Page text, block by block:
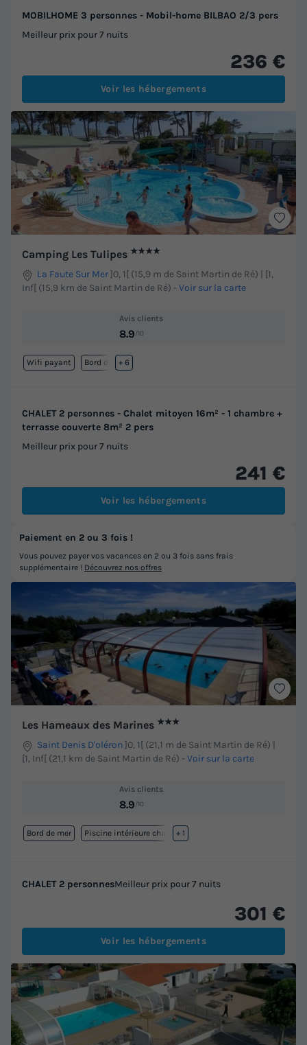
MOBILHOME 3 personnes - Mobil-home BILBAO 2/3 pers
Meilleur prix pour 7 nuits
236 €
Voir les hébergements
Camping Les Tulipes ★★★★
La Faute Sur Mer]0, 1[ (15,9 m de Saint Martin de Ré) | [1,
Inf[ (15,9 km de Saint Martin de Ré) - Voir sur la carte
Avis clients
8.9/10
Wifi payant Bord de mer
+ 6
CHALET 2 personnes - Chalet mitoyen 16m² - 1 chambre +
terrasse couverte 8m² 2 pers
Meilleur prix pour 7 nuits
241 €
Voir les hébergements
Les Hameaux des Marines ★★★
Saint Denis D'oléron ]0, 1[ (21,1 m de Saint Martin de Ré) |
[1, Inf[ (21,1 km de Saint Martin de Ré) - Voir sur la carte
Avis clients
8.9/10
Bord de mer Piscine intérieure chauffée
+ 1
CHALET 2 personnesMeilleur prix pour 7 nuits
301 €
Voir les hébergements
Paiement en 2 ou 3 fois !
Vous pouvez payer vos vacances en 2 ou 3 fois sans frais
supplémentaire ! Découvrez nos offres